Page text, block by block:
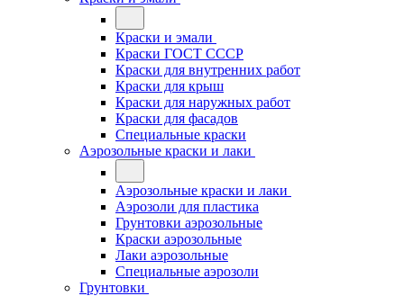
Краски и эмали
Краски ГОСТ СССР
Краски для внутренних работ
Краски для крыш
Краски для наружных работ
Краски для фасадов
Специальные краски
Аэрозольные краски и лаки
Аэрозольные краски и лаки
Аэрозоли для пластика
Грунтовки аэрозольные
Краски аэрозольные
Лаки аэрозольные
Специальные аэрозоли
Грунтовки